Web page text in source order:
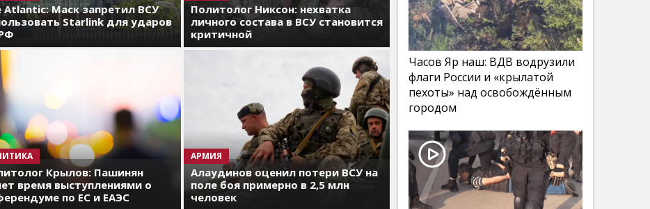
Atlantic: Маск запретил ВСУ
Starlink для ударов
Политолог Никсон: нехватка
личного состава в ВСУ становится
критичной
Крылов: Пашинян
время выступлениями о
по ЕС и ЕАЭС
АРМИЯ
Алаудинов оценил потери ВСУ на
поле боя примерно в 2,5 млн
человек
Часов Яр наш: ВДВ водрузили
флаги России и «крылатой
пехоты» над освобождённым
городом